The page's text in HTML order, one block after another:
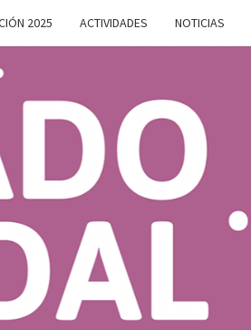
2025 ACTIVIDADES NOTICIAS
DE